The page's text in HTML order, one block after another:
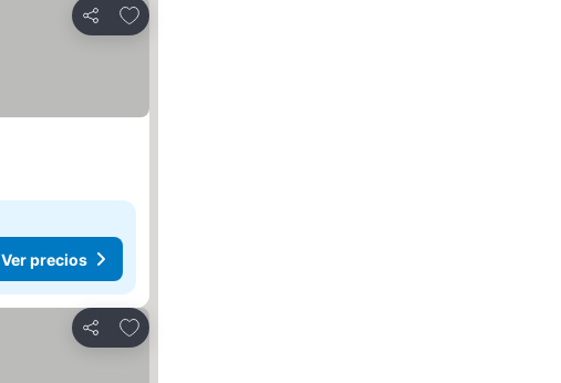
Compartir
Añadir a favoritos
Ver precios
Compartir
Añadir a favoritos